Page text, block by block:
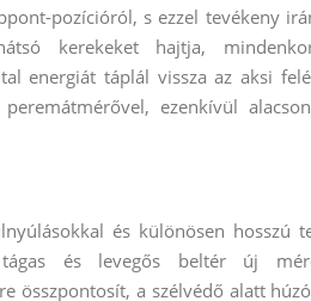
pozícióról, s ezzel tevékeny
kerekeket hajtja,
energiát táplál vissza az aksi
ezenkívül
és különösen hosszú
tágas és levegős beltér új
összpontosít, a szélvédő alatt